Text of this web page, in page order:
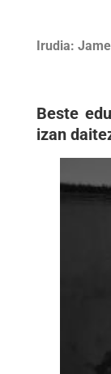
Irudia:
Beste
izan